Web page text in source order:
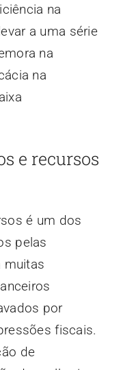
na
a uma série
na
na
e recursos
é um dos
pelas
muitas
por
fiscais.
de